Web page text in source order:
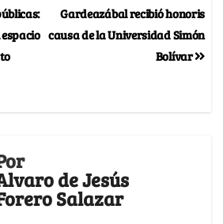
Gardeazábal recibió honoris
causa de la Universidad Simón
Bolívar
de Jesús
Salazar